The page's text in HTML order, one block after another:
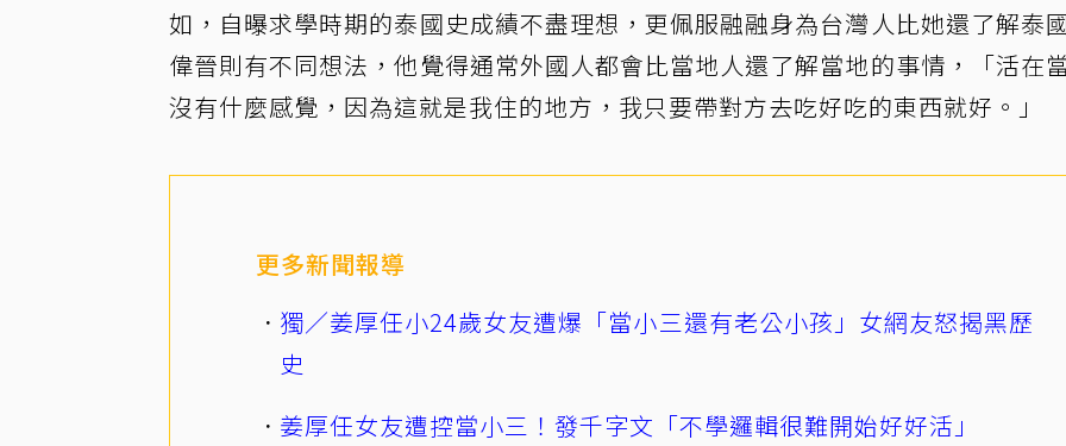
如，自曝求學時期的泰國史成績不盡理想，更佩服融融身為台灣人比她還了解泰
偉晉則有不同想法，他覺得通常外國人都會比當地人還了解當地的事情，「活在
沒有什麼感覺，因為這就是我住的地方，我只要帶對方去吃好吃的東西就好。」
更多新聞報導
獨／姜厚任小24歲女友遭爆「當小三還有老公小孩」女網友怒揭黑歷
史
姜厚任女友遭控當小三！發千字文「不學邏輯很難開始好好活」